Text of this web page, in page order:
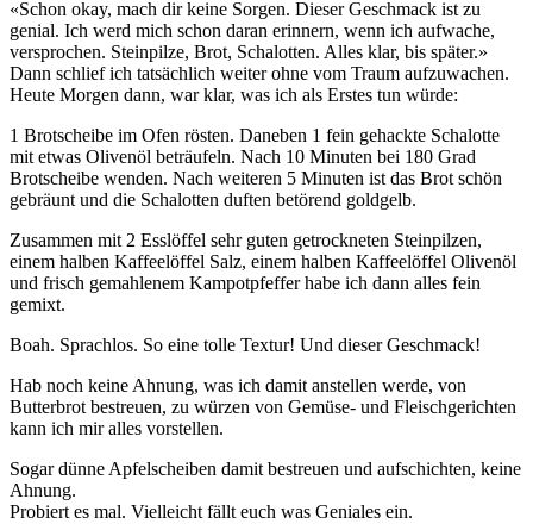
«Schon okay, mach dir keine Sorgen. Dieser Geschmack ist zu
genial. Ich werd mich schon daran erinnern, wenn ich aufwache,
versprochen. Steinpilze, Brot, Schalotten. Alles klar, bis später.»
Dann schlief ich tatsächlich weiter ohne vom Traum aufzuwachen.
Heute Morgen dann, war klar, was ich als Erstes tun würde:
1 Brotscheibe im Ofen rösten. Daneben 1 fein gehackte Schalotte
mit etwas Olivenöl beträufeln. Nach 10 Minuten bei 180 Grad
Brotscheibe wenden. Nach weiteren 5 Minuten ist das Brot schön
gebräunt und die Schalotten duften betörend goldgelb.
Zusammen mit 2 Esslöffel sehr guten getrockneten Steinpilzen,
einem halben Kaffeelöffel Salz, einem halben Kaffeelöffel Olivenöl
und frisch gemahlenem Kampotpfeffer habe ich dann alles fein
gemixt.
Boah. Sprachlos. So eine tolle Textur! Und dieser Geschmack!
Hab noch keine Ahnung, was ich damit anstellen werde, von
Butterbrot bestreuen, zu würzen von Gemüse- und Fleischgerichten
kann ich mir alles vorstellen.
Sogar dünne Apfelscheiben damit bestreuen und aufschichten, keine
Ahnung.
Probiert es mal. Vielleicht fällt euch was Geniales ein.